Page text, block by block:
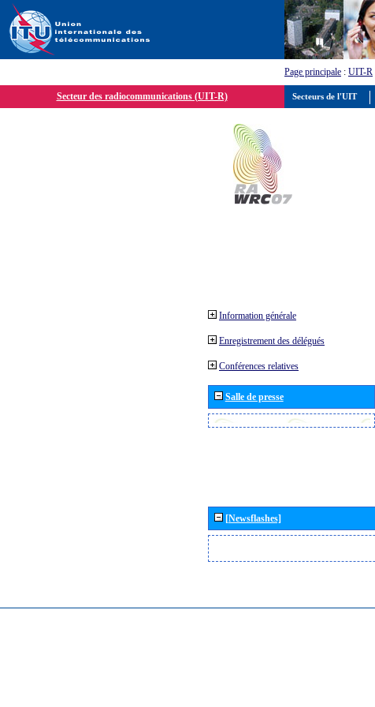
Page principale : UIT-R
Secteur des radiocommunications (UIT-R)
Information générale
Enregistrement des délégués
Conférences relatives
Salle de presse
[Newsflashes]
Secteurs de l'UIT